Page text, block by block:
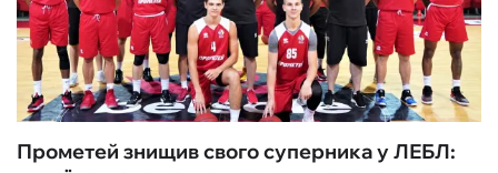
Прометей знищив свого суперника у ЛЕБЛ: